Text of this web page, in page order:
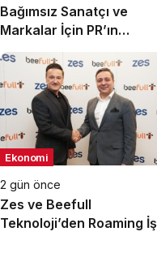
Bağımsız Sanatçı ve
Markalar İçin PR’ın
Kuralları Değişiyor
Ekonomi
2 gün önce
Zes ve Beefull
Teknoloji’den Roaming İş